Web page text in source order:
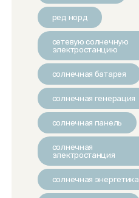
ред норд
сетевую солнечную
электростанцию
солнечная батарея
солнечная генерация
солнечная панель
солнечная
электростанция
солнечная энергетика